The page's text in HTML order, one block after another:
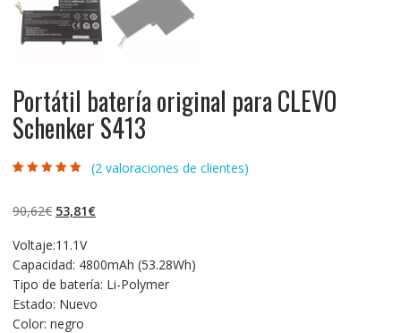
Portátil batería original para CLEVO
Schenker S413
valoraciones de
(2valoraciones de clientes)
90,62€ El
original
era:
90,62€.
53,81€El
es:
53,81€.
Voltaje:11.1V
Capacidad: 4800mAh (53.28Wh)
Tipo de batería: Li-Polymer
Estado: Nuevo
Color: negro